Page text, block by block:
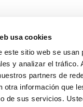
usa cookies
este sitio web se
y analizar el tráfico.
partners de
otra información que
de sus servicios.